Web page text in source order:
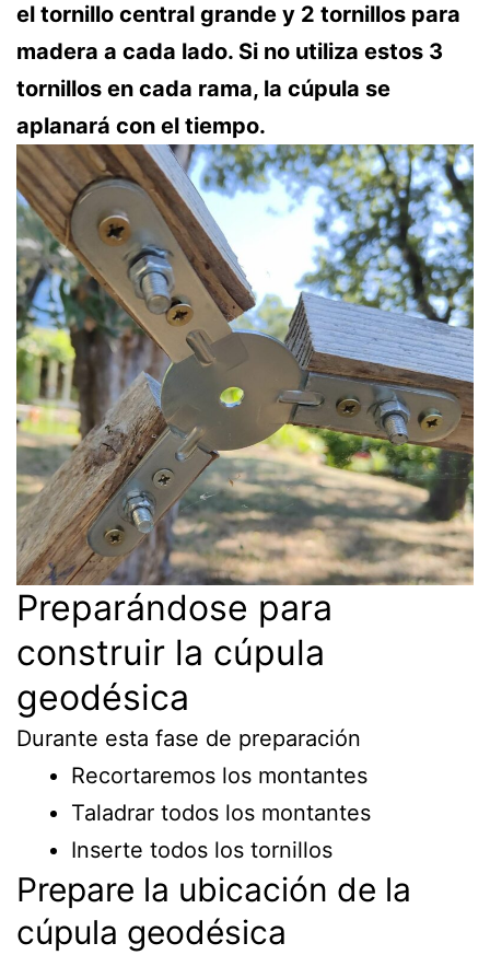
el tornillo central grande y 2 tornillos para
madera a cada lado. Si no utiliza estos 3
tornillos en cada rama, la cúpula se
aplanará con el tiempo.
Preparándose para
construir la cúpula
geodésica
Durante esta fase de preparación
Recortaremos los montantes
Taladrar todos los montantes
Inserte todos los tornillos
Prepare la ubicación de la
cúpula geodésica